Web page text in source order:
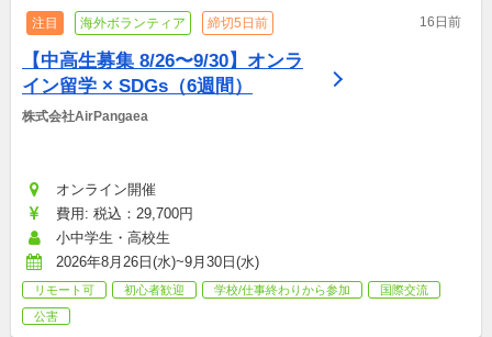
注目 海外ボランティア 締切5日前 16日前
【中高生募集 8/26〜9/30】オンラ
イン留学 × SDGs（6週間）
株式会社AirPangaea
オンライン開催
費用: 税込：29,700円
小中学生・高校生
2026年8月26日(水)~9月30日(水)
リモート可 初心者歓迎 学校/仕事終わりから参加
国際交流
公害